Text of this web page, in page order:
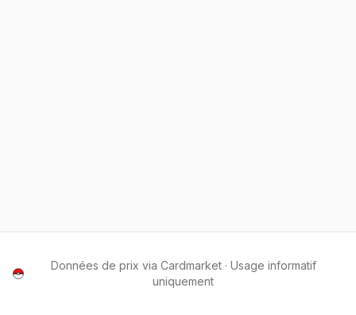
Données de prix via Cardmarket · Usage informatif
uniquement